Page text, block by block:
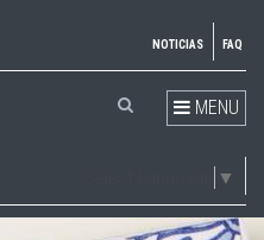
NOTICIAS FAQ
MENU
▼